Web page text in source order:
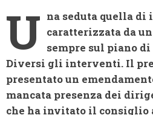
U na seduta quella
caratterizzata da
sempre sul piano
Diversi gli interventi. Il
presentato un
mancata presenza dei
che ha invitato il consiglio